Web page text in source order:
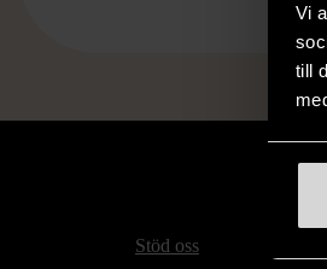
Vi
till
Stöd oss